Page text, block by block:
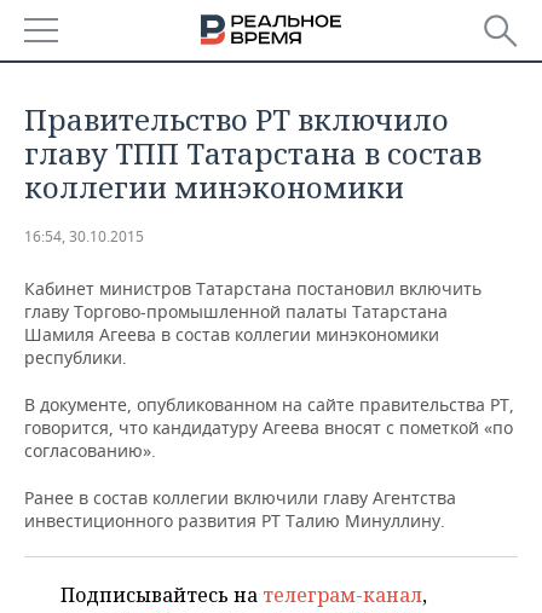
БАШКОРТОСТАН
ТАТАРСТАН
НОВОСТИ
АНАЛИТИКА
ДЕКЛАРАЦИИ О ДОХОДАХ
КОРОЛИ ГОСЗАКАЗА ПФО
ВУЗЫ ТАТАРСТАНА
ТОРГОВЫЕ ЦЕНТРЫ
ТАТАРСТАНА
НОВОСТИ ЭКОНОМИКИ
ФИНАНСЫ
БАНКИ
ИНВЕСТИЦИИ
ПРОМЫШЛЕННОСТЬ
НОВОСТИ
АГРОПРОМ
МАШИНОСТРОЕНИЕ
НЕФТЬ
НЕДВИЖИМОСТЬ
НОВОСТИ НЕДВИЖИМОСТИ
АВТО
НОВОСТИ БИЗНЕСА
РОЗНИЧНАЯ ТОРГОВЛЯ
ТЕХНОЛОГИИ
НОВОСТИ ТЕХНОЛОГИЙ
МЕРОПРИЯТИЯ
​​Правительство РТ включило
главу ТПП Татарстана в состав
коллегии минэкономики
16:54, 30.10.2015
Кабинет министров Татарстана постановил включить
главу Торгово-промышленной палаты Татарстана
Шамиля Агеева в состав коллегии минэкономики
республики.
В документе, опубликованном на сайте правительства РТ,
говорится, что кандидатуру Агеева вносят с пометкой «по
согласованию».
Ранее в состав коллегии включили главу Агентства
инвестиционного развития РТ Талию Минуллину.
Подписывайтесь на телеграм-канал,